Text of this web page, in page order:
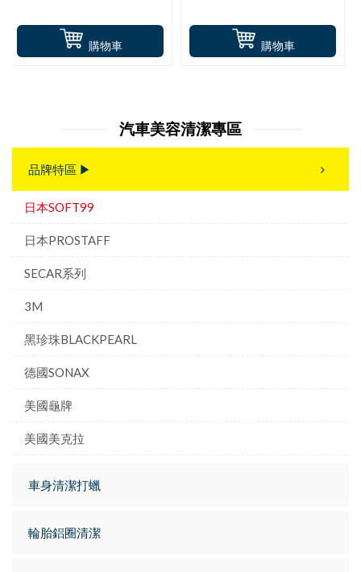
購物車 購物車
汽車美容清潔專區
品牌特區 ▶
日本SOFT99
日本PROSTAFF
SECAR系列
3M
黑珍珠BLACKPEARL
德國SONAX
美國龜牌
美國美克拉
車身清潔打蠟
輪胎鋁圈清潔